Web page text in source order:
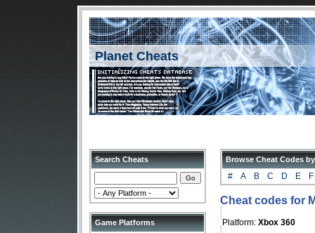
Planet Cheats
Search Cheats
Game Platforms
Browse Cheat Codes
# A B C D E F
Cheat codes for
Platform: Xbox 360